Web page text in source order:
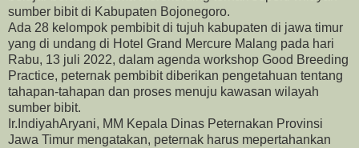
sumber bibit di Kabupaten Bojonegoro.
Ada 28 kelompok pembibit di tujuh kabupaten di jawa timur
yang di undang di Hotel Grand Mercure Malang pada hari
Rabu, 13 juli 2022, dalam agenda workshop Good Breeding
Practice, peternak pembibit diberikan pengetahuan tentang
tahapan-tahapan dan proses menuju kawasan wilayah
sumber bibit.
Ir.IndiyahAryani, MM Kepala Dinas Peternakan Provinsi
Jawa Timur mengatakan, peternak harus mepertahankan